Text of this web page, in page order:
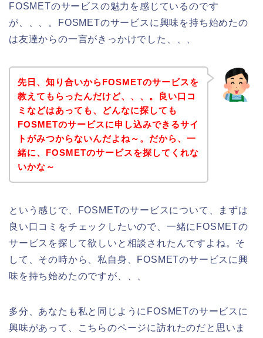
FOSMETのサービスの魅力を感じているのです
が、、、。FOSMETのサービスに興味を持ち始めたの
は友達からの一言がきっかけでした、、、
先日、知り合いからFOSMETのサービスを
教えてもらったんだけど、、、。良い口コ
ミなどはあっても、どんなに探しても
FOSMETのサービスに申し込みできるサイ
トがみつからないんだよね～。だから、一
緒に、FOSMETのサービスを探してくれな
いかな～
という感じで、FOSMETのサービスについて、まずは
良い口コミをチェックしたいので、一緒にFOSMETの
サービスを探して欲しいと相談されたんですよね。そ
して、その時から、私自身、FOSMETのサービスに興
味を持ち始めたのですが、、、
多分、あなたも私と同じようにFOSMETのサービスに
興味があって、こちらのページに訪れたのだと思いま